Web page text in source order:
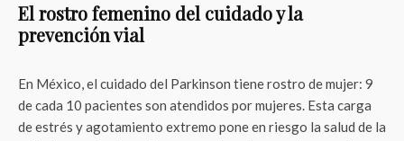
El rostro femenino del cuidado y la
prevención vial
En México, el cuidado del Parkinson tiene rostro de mujer: 9
de cada 10 pacientes son atendidos por mujeres. Esta carga
de estrés y agotamiento extremo pone en riesgo la salud de la